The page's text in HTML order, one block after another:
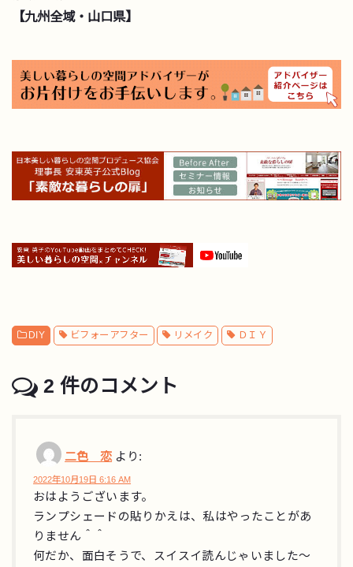
【九州全域・山口県】
DIY ビフォーアフター リメイク ＤＩＹ
2 件のコメント
二色 恋 より:
2022年10月19日 6:16 AM
おはようございます。
ランプシェードの貼りかえは、私はやったことがあ
りません＾＾
何だか、面白そうで、スイスイ読んじゃいました～